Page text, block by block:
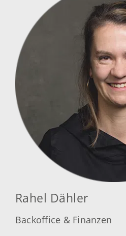
Rahel Dähler
Backoffice & Finanzen